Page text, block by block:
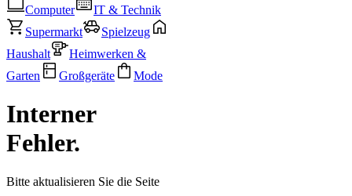
Computer
IT & Technik
Supermarkt
Spielzeug
Haushalt
Heimwerken &
Garten
Großgeräte Mode
Interner
Fehler.
Bitte aktualisieren Sie die Seite